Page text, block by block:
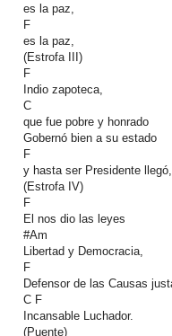
es la paz,
F
es la paz,
(Estrofa III)
F
Indio zapoteca,
C
que fue pobre y honrado
Gobernó bien a su estado
F
y hasta ser Presidente llegó,
(Estrofa IV)
F
El nos dio las leyes
#Am
Libertad y Democracia,
F
Defensor de las Causas
C F
Incansable Luchador.
(Puente)